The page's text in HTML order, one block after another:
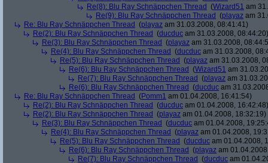
Re(8): Blu Ray Schnäppchen Thread (Wizard51 am
Re(9): Blu Ray Schnäppchen Thread (playaz am
Re: Blu Ray Schnäppchen Thread (playaz am 31.03.2008, 08:41:41)
Re(2): Blu Ray Schnäppchen Thread (ducduc am 31.03.2008, 08:44:20)
Re(3): Blu Ray Schnäppchen Thread (playaz am 31.03.2008,
Re(4): Blu Ray Schnäppchen Thread (ducduc am 31.03.2008,
Re(5): Blu Ray Schnäppchen Thread (playaz am 31.03.2008,
Re(6): Blu Ray Schnäppchen Thread (Wizard51 am
Re(7): Blu Ray Schnäppchen Thread (playaz am
Re(6): Blu Ray Schnäppchen Thread (ducduc am
Re: Blu Ray Schnäppchen Thread (Pomm1 am 01.04.2008, 16:41:54)
Re(2): Blu Ray Schnäppchen Thread (ducduc am 01.04.2008, 16:42:48)
Re(2): Blu Ray Schnäppchen Thread (playaz am 01.04.2008, 18:32:19)
Re(3): Blu Ray Schnäppchen Thread (ducduc am 01.04.2008,
Re(4): Blu Ray Schnäppchen Thread (playaz am 01.04.2008,
Re(5): Blu Ray Schnäppchen Thread (ducduc am 01.04.2008,
Re(6): Blu Ray Schnäppchen Thread (playaz am
Re(7): Blu Ray Schnäppchen Thread (ducduc am